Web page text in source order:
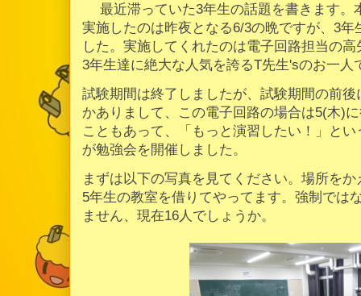
最近滞っていた3年生の話題を書きます。
実施したのは昨夜となる6/3の晩ですが、3
した。実施してくれたのは電子回路担当の
3年生達に絶大な人気を誇るT先生'sのお一人
試験期間は終了しましたが、試験期間の前
かありまして、この電子回路の場合は5(木)
こともあって、「もっと演習したい！」と
が勉強会を開催しました。
まずは以下の写真を見てください。場所を
5年生の教室を借りてやってます。強制では
ません、現在16人でしょうか。